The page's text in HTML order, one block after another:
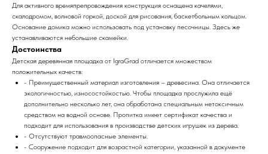
Для активного времяпрепровождения конструкция оснащена качелями,
скалодромом, волновой горкой, доской для рисования, баскетбольным кольцом.
Основание домика можно использовать под установку песочницы. Здесь же
устанавливаются небольшие скамейки.
Достоинства
Детская деревянная площадка от IgraGrad отличается множеством
положительных качеств:
- Преимущественный материал изготовления – древесина. Она отличается
экологичностью, износостойкостью. Чтобы площадка прослужила ещё
дополнительно несколько лет, она обработана специальным нетоксичным
средством на водной основе. Пропитка имеет сертификат качества и
подходит для использования в производстве детских игрушек из дерева.
- Отсутствуют травмоопасные элементы.
- Сооружение подходит для возрастной категории, указанной в документе